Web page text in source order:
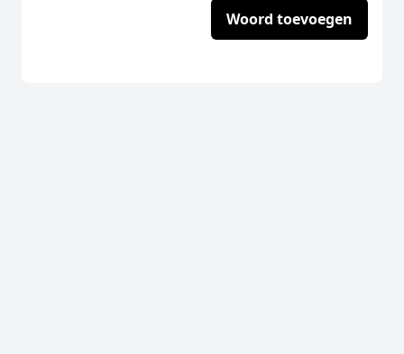
Woord toevoegen